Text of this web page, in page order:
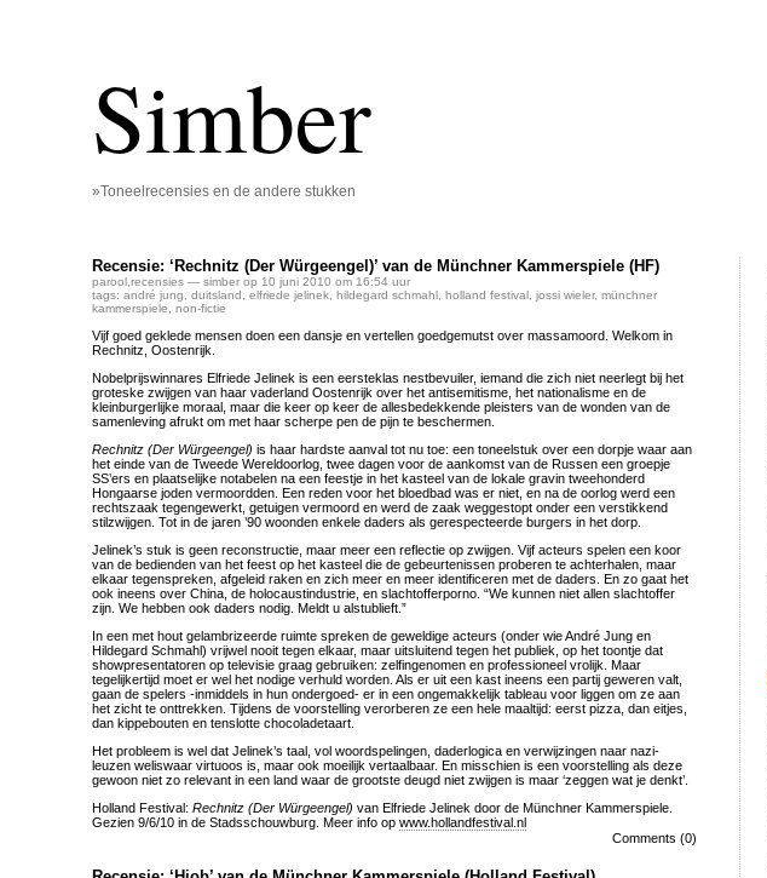
Simber
»Toneelrecensies en de andere stukken
Recensie: ‘Rechnitz (Der Würgeengel)’ van de Münchner Kammerspiele (HF)
parool recensies — simber op 10 juni 2010 om 16:54 uur
tags: andré jung duitsland elfriede jelinek hildegard schmahl holland festival jossi wieler, münchner
kammerspiele
non-fictie
Vijf goed geklede mensen doen een dansje en vertellen goedgemutst over massamoord. Welkom in
Rechnitz, Oostenrijk.
Nobelprijswinnares Elfriede Jelinek is een eersteklas nestbevuiler, iemand die zich niet neerlegt bij het
groteske zwijgen van haar vaderland Oostenrijk over het antisemitisme, het nationalisme en de
kleinburgerlijke moraal, maar die keer op keer de allesbedekkende pleisters van de wonden van de
samenleving afrukt om met haar scherpe pen de pijn te beschermen.
Rechnitz (Der Würgeengel) is haar hardste aanval tot nu toe: een toneelstuk over een dorpje waar aan
het einde van de Tweede Wereldoorlog, twee dagen voor de aankomst van de Russen een groepje
SS’ers en plaatselijke notabelen na een feestje in het kasteel van de lokale gravin tweehonderd
Hongaarse joden vermoordden. Een reden voor het bloedbad was er niet, en na de oorlog werd een
rechtszaak tegengewerkt, getuigen vermoord en werd de zaak weggestopt onder een verstikkend
stilzwijgen. Tot in de jaren ’90 woonden enkele daders als gerespecteerde burgers in het dorp.
Jelinek’s stuk is geen reconstructie, maar meer een reflectie op zwijgen. Vijf acteurs spelen een koor
van de bedienden van het feest op het kasteel die de gebeurtenissen proberen te achterhalen, maar
elkaar tegenspreken, afgeleid raken en zich meer en meer identificeren met de daders. En zo gaat het
ook ineens over China, de holocaustindustrie, en slachtofferporno. “We kunnen niet allen slachtoffer
zijn. We hebben ook daders nodig. Meldt u alstublieft.”
In een met hout gelambrizeerde ruimte spreken de geweldige acteurs (onder wie André Jung en
Hildegard Schmahl) vrijwel nooit tegen elkaar, maar uitsluitend tegen het publiek, op het toontje dat
showpresentatoren op televisie graag gebruiken: zelfingenomen en professioneel vrolijk. Maar
tegelijkertijd moet er wel het nodige verhuld worden. Als er uit een kast ineens een partij geweren valt,
gaan de spelers -inmiddels in hun ondergoed- er in een ongemakkelijk tableau voor liggen om ze aan
het zicht te onttrekken. Tijdens de voorstelling verorberen ze een hele maaltijd: eerst pizza, dan eitjes,
dan kippebouten en tenslotte chocoladetaart.
Het probleem is wel dat Jelinek’s taal, vol woordspelingen, daderlogica en verwijzingen naar nazi-
leuzen weliswaar virtuoos is, maar ook moeilijk vertaalbaar. En misschien is een voorstelling als deze
gewoon niet zo relevant in een land waar de grootste deugd niet zwijgen is maar ‘zeggen wat je denkt’.
Holland Festival: Rechnitz (Der Würgeengel) van Elfriede Jelinek door de Münchner Kammerspiele.
Gezien 9/6/10 in de Stadsschouwburg. Meer info op www.hollandfestival.nl
Comments (0)